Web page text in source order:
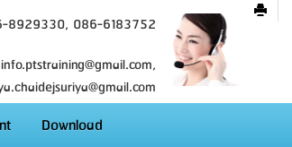
Download
8929330, 086-6183752